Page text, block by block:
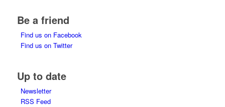
Be a friend
Find us on Facebook
Find us on Twitter
Up to date
Newsletter
RSS Feed